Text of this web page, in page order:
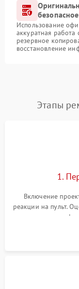
Использование
аккуратная
резервное
восстановление
Этапы
1.
Включение
реакции на пульт.
наличия
системы